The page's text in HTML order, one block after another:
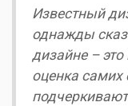
Известный
однажды
дизайне –
оценка самих